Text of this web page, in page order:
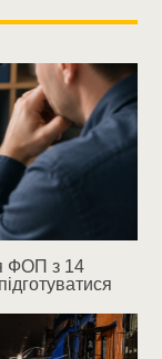
ФОП з 14